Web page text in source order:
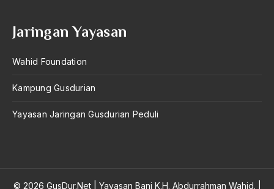
Jaringan Yayasan
Wahid Foundation
Kampung Gusdurian
Yayasan Jaringan Gusdurian Peduli
© 2026 GusDur.Net Yayasan Bani K.H. Abdurrahman Wahid.